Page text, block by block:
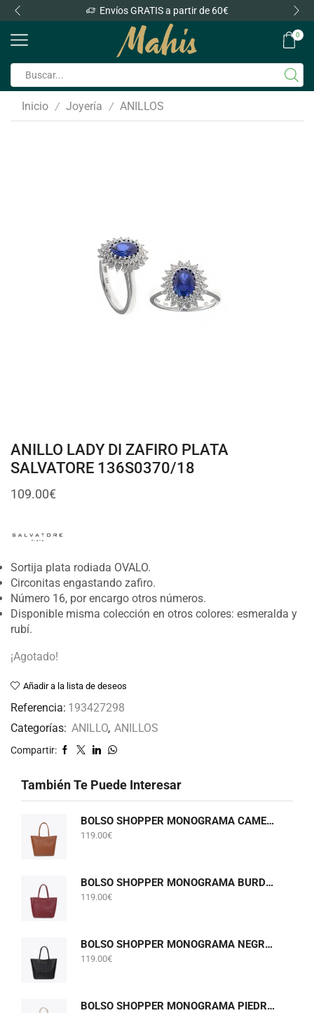
Envíos GRATIS a partir de 60€
0
Inicio / Joyería / ANILLOS
ANILLO LADY DI ZAFIRO PLATA
SALVATORE 136S0370/18
109.00€
Sortija plata rodiada OVALO.
Circonitas engastando zafiro.
Número 16, por encargo otros números.
Disponible misma colección en otros colores: esmeralda y
rubí.
¡Agotado!
Añadir a la lista de deseos
Referencia: 193427298
Categorías: ANILLO, ANILLOS
Compartir:
También Te Puede Interesar
BOLSO SHOPPER MONOGRAMA CAMEL LOLA CASADEMUNT LF2604075
119.00€
BOLSO SHOPPER MONOGRAMA BURDEOS LOLA CASADEMUNT LF2604075
119.00€
BOLSO SHOPPER MONOGRAMA NEGRO LOLA CASADEMUNT LF2604075
119.00€
BOLSO SHOPPER MONOGRAMA PIEDRA GRIS PERLADO LOLA CASADEMUNT LF2604075